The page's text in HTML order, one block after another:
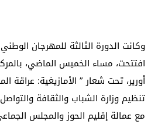
وكانت الدورة الثالثة للمهرجان
افتتحت، مساء الخميس الماضي،
أورير، تحت شعار ” الأمازيغية: عراقة
تنظيم وزارة الشباب والثقافة
مع عمالة إقليم الحوز والمجلس